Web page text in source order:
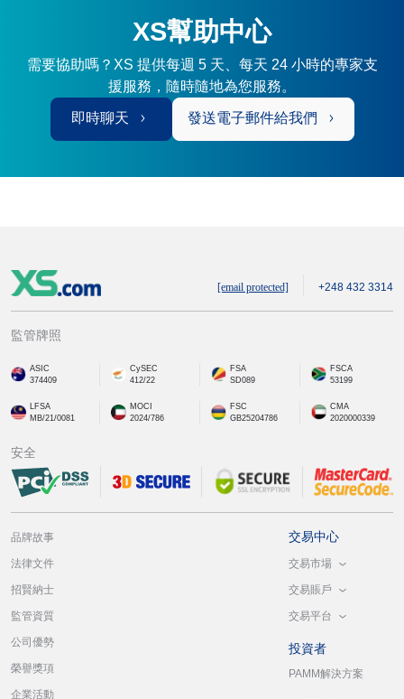
XS幫助中心
需要協助嗎？XS 提供每週 5 天、每天 24 小時的專家支
援服務，隨時隨地為您服務。
即時聊天 發送電子郵件給我們
[email protected] +248 432 3314
監管牌照
ASIC
374409
CySEC
412/22
FSA
SD089
FSCA
53199
LFSA
MB/21/0081
MOCI
2024/786
FSC
GB25204786
CMA
2020000339
安全
品牌故事
法律文件
招賢納士
監管資質
公司優勢
榮譽獎項
企業活動
交易中心
交易市場
交易賬戶
交易平台
投資者
PAMM解決方案